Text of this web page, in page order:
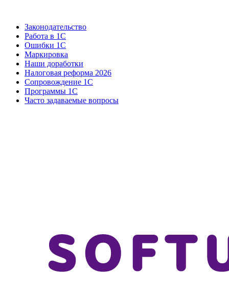
Законодательство
Работа в 1С
Ошибки 1С
Маркировка
Наши доработки
Налоговая реформа 2026
Сопровождение 1С
Программы 1С
Часто задаваемые вопросы